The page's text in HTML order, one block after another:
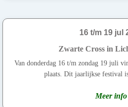
16 t/m 19 jul
Zwarte Cross in
Van donderdag 16 t/m zondag 19 juli
plaats. Dit jaarlijkse festival
Meer info